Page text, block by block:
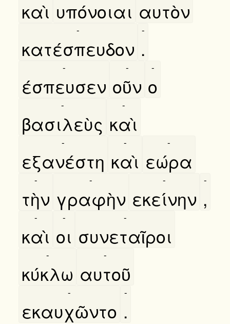
καὶ υπόνοιαι αυτὸν
κατέσπευδον
-
.
-
έσπευσεν
-
οῦν
-
ο
-
βασιλεὺς
-
καὶ
-
εξανέστη
-
καὶ
-
εώρα
-
τὴν
-
γραφὴν
-
εκείνην
-
,
-
καὶ
-
οι
-
συνεταῖροι
-
κύκλω
-
αυτοῦ
-
εκαυχῶντο
-
.
-